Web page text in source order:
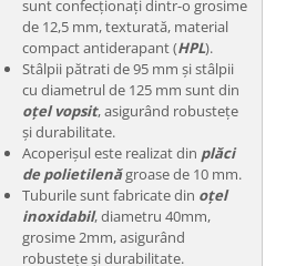
sunt confecționați dintr-o grosime
de 12,5 mm, texturată, material
compact antiderapant (HPL).
Stâlpii pătrati de 95 mm și stâlpii
cu diametrul de 125 mm sunt din
oțel vopsit, asigurând robustețe
și durabilitate.
Acoperișul este realizat din plăci
de polietilenăgroase de 10 mm.
Tuburile sunt fabricate din oțel
inoxidabil, diametru 40mm,
grosime 2mm, asigurând
robustețe și durabilitate.